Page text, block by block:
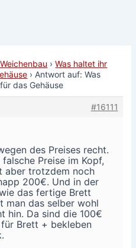
› Was haltet ihr
› Antwort auf: Was
das Gehäuse
#16111
des Preises recht.
Preise im Kopf,
aber trotzdem noch
200€. Und in der
das fertige Brett
man das selber wohl
hin. Da sind die 100€
Brett + bekleben